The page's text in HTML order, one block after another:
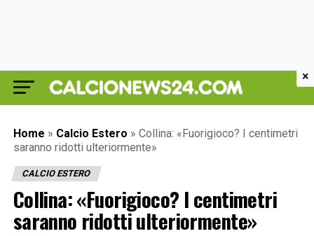
Home » Calcio Estero » Collina: «Fuorigioco? I centimetri
saranno ridotti ulteriormente»
CALCIO ESTERO
Collina: «Fuorigioco? I centimetri
saranno ridotti ulteriormente»
×